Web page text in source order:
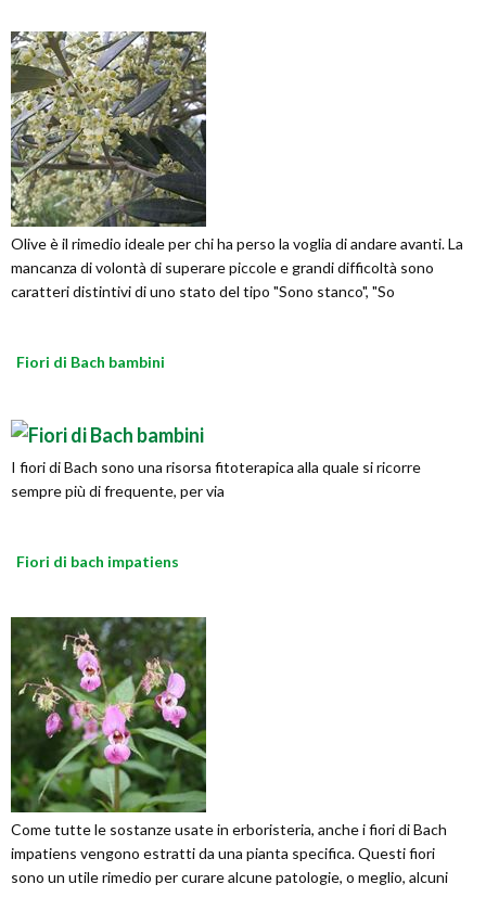
Olive è il rimedio ideale per chi ha perso la voglia di andare avanti. La
mancanza di volontà di superare piccole e grandi difficoltà sono
caratteri distintivi di uno stato del tipo "Sono stanco", "So
Fiori di Bach bambini
I fiori di Bach sono una risorsa fitoterapica alla quale si ricorre
sempre più di frequente, per via
Fiori di bach impatiens
Come tutte le sostanze usate in erboristeria, anche i fiori di Bach
impatiens vengono estratti da una pianta specifica. Questi fiori
sono un utile rimedio per curare alcune patologie, o meglio, alcuni